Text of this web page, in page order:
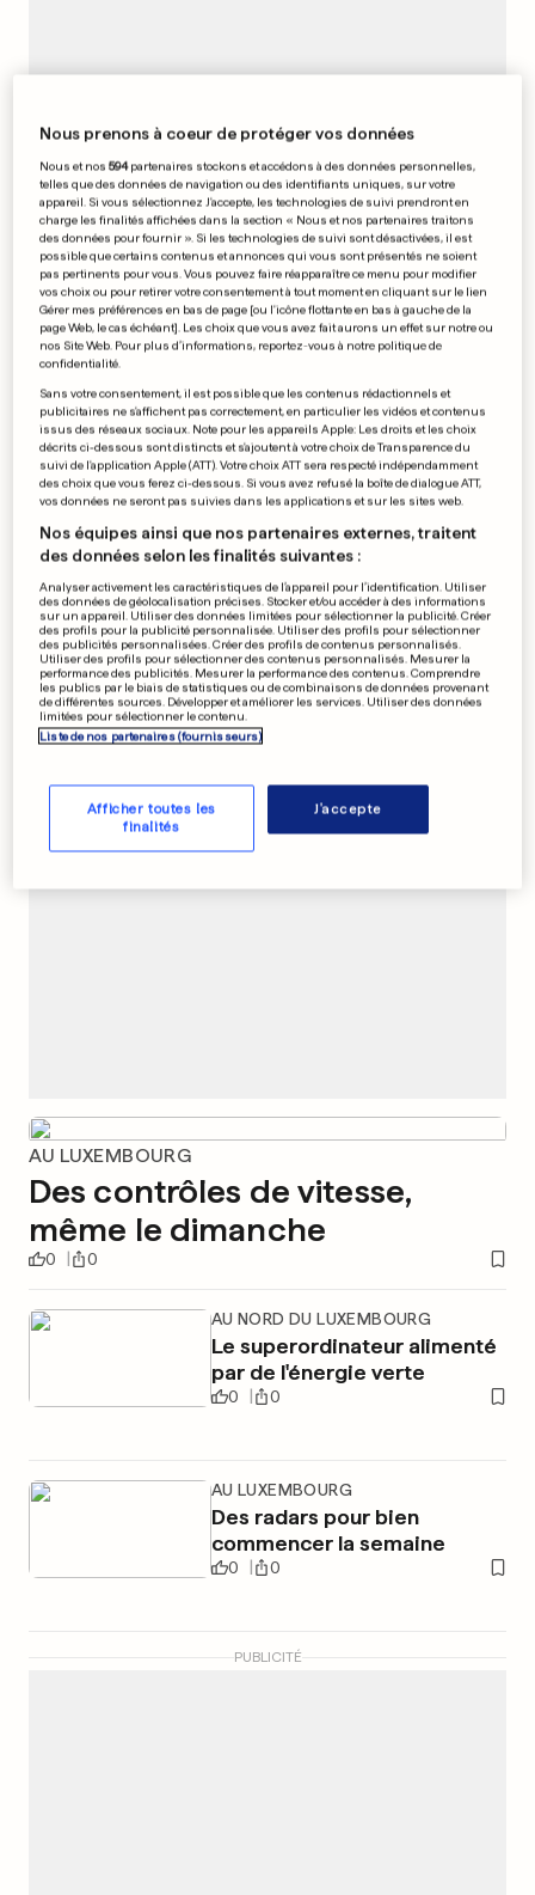
EN ALLEMAGNE
Découverte d'une bombe de
100 kg en plein Berlin
0 0
À LORIENT
La passagère incarcérée
après la mort de l'enfant
0
KARIN SCHINTGEN
«Bluffée par la tolérance de
Paul Helminger»
0 2
PUBLICITÉ
AU LUXEMBOURG
Des contrôles de vitesse,
même le dimanche
0 0
AU NORD DU LUXEMBOURG
Le superordinateur alimenté
par de l'énergie verte
0 0
AU LUXEMBOURG
Des radars pour bien
commencer la semaine
0 0
PUBLICITÉ
Nous prenons à coeur de protéger vos données
Nous et nos594partenaires stockons et accédons à des données personnelles,
telles que des données de navigation ou des identifiants uniques, sur votre
appareil. Si vous sélectionnez J'accepte, les technologies de suivi prendront en
charge les finalités affichées dans la section « Nous et nos partenaires traitons
des données pour fournir ». Si les technologies de suivi sont désactivées, il est
possible que certains contenus et annonces qui vous sont présentés ne soient
pas pertinents pour vous. Vous pouvez faire réapparaître ce menu pour modifier
vos choix ou pour retirer votre consentement à tout moment en cliquant sur le lien
Gérer mes préférences en bas de page [ou l'icône flottante en bas à gauche de la
page Web, le cas échéant]. Les choix que vous avez fait aurons un effet sur notre ou
nos Site Web. Pour plus d’informations, reportez-vous à notre politique de
confidentialité.
Sans votre consentement, il est possible que les contenus rédactionnels et
publicitaires ne s'affichent pas correctement, en particulier les vidéos et contenus
issus des réseaux sociaux. Note pour les appareils Apple: Les droits et les choix
décrits ci-dessous sont distincts et s'ajoutent à votre choix de Transparence du
suivi de l'application Apple (ATT). Votre choix ATT sera respecté indépendamment
des choix que vous ferez ci-dessous. Si vous avez refusé la boîte de dialogue ATT,
vos données ne seront pas suivies dans les applications et sur les sites web.
Nos équipes ainsi que nos partenaires externes, traitent
des données selon les finalités suivantes :
Analyser activement les caractéristiques de l’appareil pour l’identification. Utiliser
des données de géolocalisation précises. Stocker et/ou accéder à des informations
sur un appareil. Utiliser des données limitées pour sélectionner la publicité. Créer
des profils pour la publicité personnalisée. Utiliser des profils pour sélectionner
des publicités personnalisées. Créer des profils de contenus personnalisés.
Utiliser des profils pour sélectionner des contenus personnalisés. Mesurer la
performance des publicités. Mesurer la performance des contenus. Comprendre
les publics par le biais de statistiques ou de combinaisons de données provenant
de différentes sources. Développer et améliorer les services. Utiliser des données
limitées pour sélectionner le contenu.
Liste de nos partenaires (fournisseurs)
Afficher toutes les
finalités
J'accepte